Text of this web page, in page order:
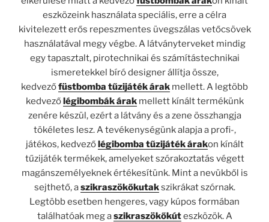
eszközeink használata speciális, erre a célra
kivitelezett erős repeszmentes üvegszálas vetőcsövek
használatával megy végbe. A látványterveket mindig
egy tapasztalt, pirotechnikai és számítástechnikai
ismeretekkel bíró designer állítja össze,
kedvezőfüstbomba tűzijáték árak mellett. A legtöbb
kedvezőlégibombák árakmellett kínált termékünk
zenére készül, ezért a látvány és a zene összhangja
tökéletes lesz. A tevékenységünk alapja a profi-,
játékos, kedvezőlégibomba tűzijáték árakon kínált
tűzijáték termékek, amelyeket szórakoztatás végett
magánszemélyeknek értékesítünk. Mint a nevükből is
sejthető, aszikraszökőkutakszikrákat szórnak.
Legtöbb esetben hengeres, vagy kúpos formában
találhatóak meg aszikraszökőkúteszközök. A